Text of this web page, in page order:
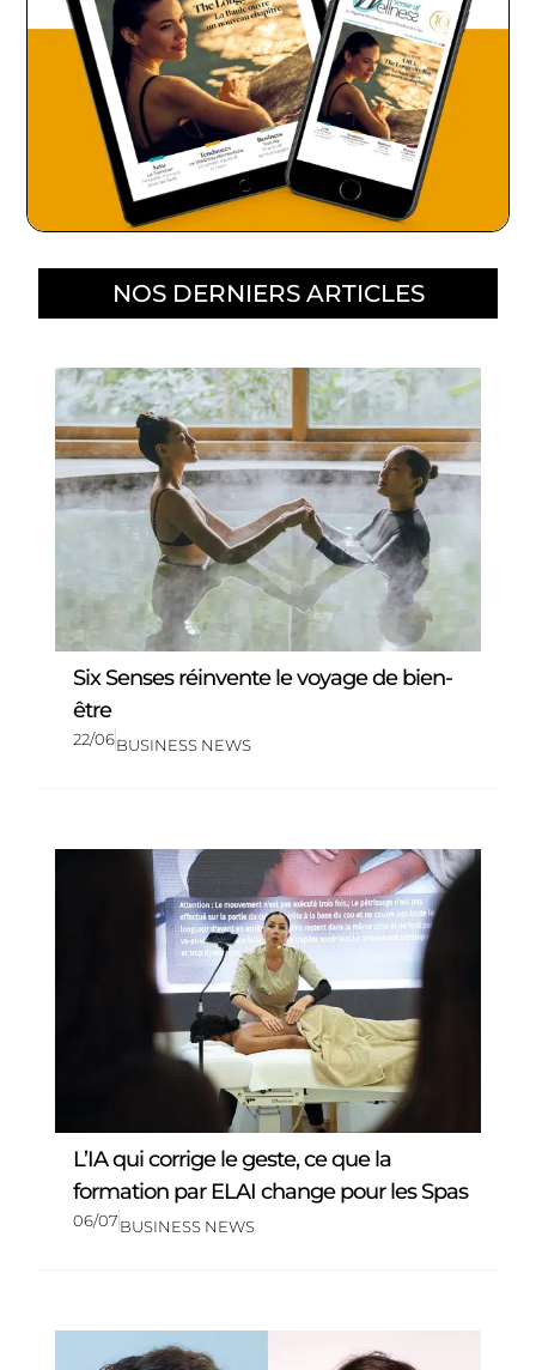
NOS DERNIERS ARTICLES
Six Senses réinvente le voyage de bien-
être
22/06BUSINESS NEWS
L’IA qui corrige le geste, ce que la
formation par ELAI change pour les Spas
06/07BUSINESS NEWS